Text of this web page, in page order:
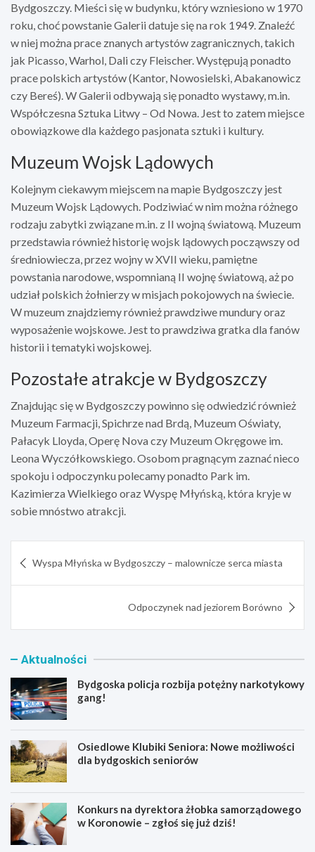
Bydgoszczy. Mieści się w budynku, który wzniesiono w 1970
roku, choć powstanie Galerii datuje się na rok 1949. Znaleźć
w niej można prace znanych artystów zagranicznych, takich
jak Picasso, Warhol, Dali czy Fleischer. Występują ponadto
prace polskich artystów (Kantor, Nowosielski, Abakanowicz
czy Bereś). W Galerii odbywają się ponadto wystawy, m.in.
Współczesna Sztuka Litwy – Od Nowa. Jest to zatem miejsce
obowiązkowe dla każdego pasjonata sztuki i kultury.
Muzeum Wojsk Lądowych
Kolejnym ciekawym miejscem na mapie Bydgoszczy jest
Muzeum Wojsk Lądowych. Podziwiać w nim można różnego
rodzaju zabytki związane m.in. z II wojną światową. Muzeum
przedstawia również historię wojsk lądowych począwszy od
średniowiecza, przez wojny w XVII wieku, pamiętne
powstania narodowe, wspomnianą II wojnę światową, aż po
udział polskich żołnierzy w misjach pokojowych na świecie.
W muzeum znajdziemy również prawdziwe mundury oraz
wyposażenie wojskowe. Jest to prawdziwa gratka dla fanów
historii i tematyki wojskowej.
Pozostałe atrakcje w Bydgoszczy
Znajdując się w Bydgoszczy powinno się odwiedzić również
Muzeum Farmacji, Spichrze nad Brdą, Muzeum Oświaty,
Pałacyk Lloyda, Operę Nova czy Muzeum Okręgowe im.
Leona Wyczółkowskiego. Osobom pragnącym zaznać nieco
spokoju i odpoczynku polecamy ponadto Park im.
Kazimierza Wielkiego oraz Wyspę Młyńską, która kryje w
sobie mnóstwo atrakcji.
wpisu
Wyspa Młyńska w Bydgoszczy – malownicze serca miasta
Odpoczynek nad jeziorem Borówno
Aktualności
Bydgoska policja rozbija potężny narkotykowy
gang!
Osiedlowe Klubiki Seniora: Nowe możliwości
dla bydgoskich seniorów
Konkurs na dyrektora żłobka samorządowego
w Koronowie – zgłoś się już dziś!